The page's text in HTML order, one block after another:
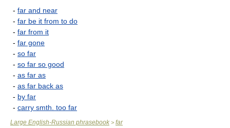
- far and near
- far be it from to do
- far from it
- far gone
- so far
- so far so good
- as far as
- as far back as
- by far
- carry smth. too far
Large English-Russian phrasebook > far